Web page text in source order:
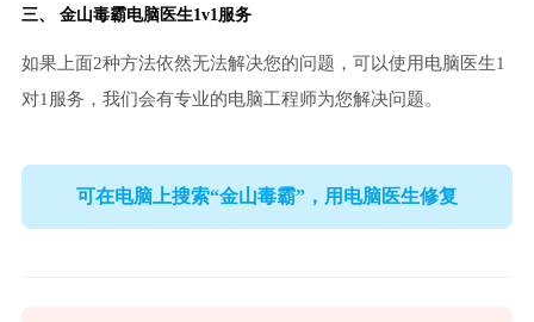
三、 金山毒霸电脑医生1v1服务
如果上面2种方法依然无法解决您的问题，可以使用电脑医生1
对1服务，我们会有专业的电脑工程师为您解决问题。
可在电脑上搜索“金山毒霸”，用电脑医生修复